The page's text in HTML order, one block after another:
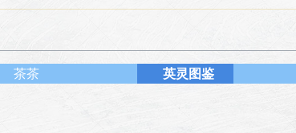
英灵图鉴
茶茶